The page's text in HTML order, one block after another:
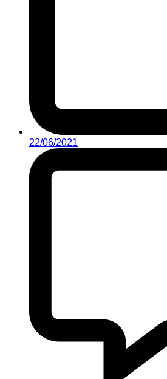
22/06/2021